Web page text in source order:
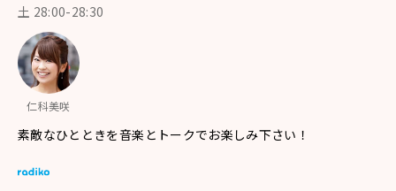
土 28:00-28:30
仁科美咲
素敵なひとときを音楽とトークでお楽しみ下さい！